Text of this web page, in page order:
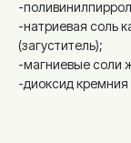
-
-натриевая соль
(загуститель);
-магниевые соли
-диоксид